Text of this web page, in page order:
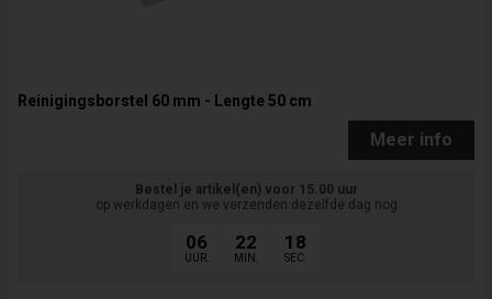
Reinigingsborstel 60 mm - Lengte 50 cm
Meer info
Bestel je artikel(en) voor 15.00 uur
op werkdagen en we verzenden dezelfde dag nog
06
UUR.
22
MIN.
17
SEC.